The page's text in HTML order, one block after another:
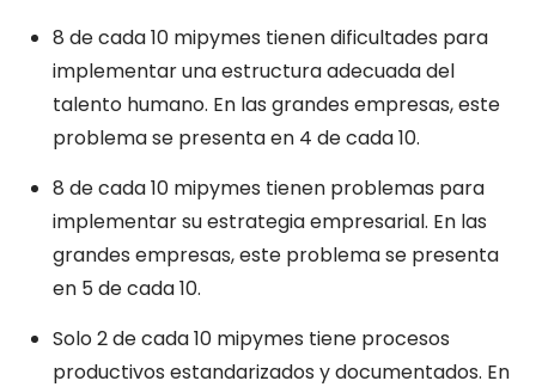
8 de cada 10 mipymes tienen dificultades para
implementar una estructura adecuada del
talento humano. En las grandes empresas, este
problema se presenta en 4 de cada 10.
8 de cada 10 mipymes tienen problemas para
implementar su estrategia empresarial. En las
grandes empresas, este problema se presenta
en 5 de cada 10.
Solo 2 de cada 10 mipymes tiene procesos
productivos estandarizados y documentados. En